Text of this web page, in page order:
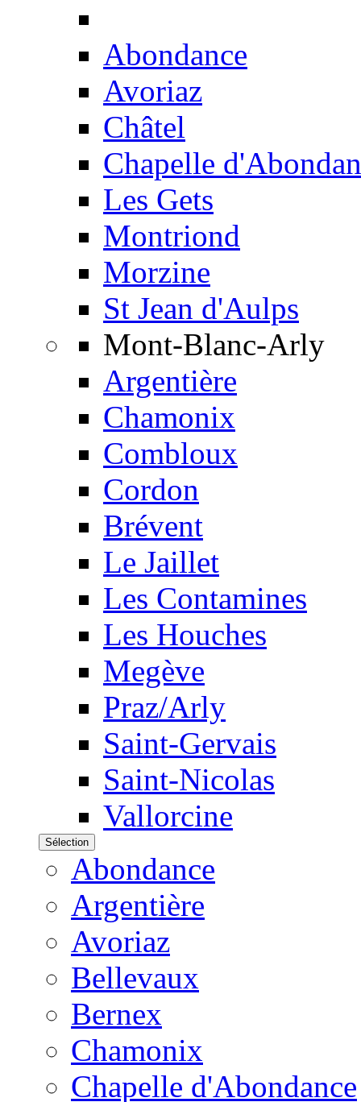
Abondance
Avoriaz
Châtel
Chapelle
Les Gets
Montriond
Morzine
St Jean d'Aulps
Mont-Blanc-Arly
Argentière
Chamonix
Combloux
Cordon
Brévent
Le Jaillet
Les Contamines
Les Houches
Megève
Praz/Arly
Saint-Gervais
Saint-Nicolas
Vallorcine
Sélection
Abondance
Argentière
Avoriaz
Bellevaux
Bernex
Chamonix
Chapelle d'Abondance